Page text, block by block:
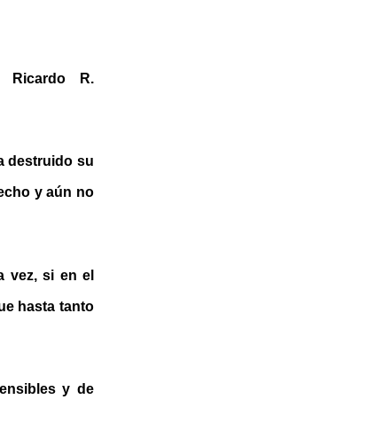
Ricardo R.
destruido su
y aún no
vez, si en el
hasta tanto
y de